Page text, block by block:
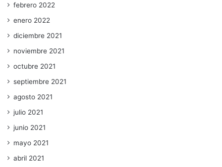
febrero 2022
enero 2022
diciembre 2021
noviembre 2021
octubre 2021
septiembre 2021
agosto 2021
julio 2021
junio 2021
mayo 2021
abril 2021